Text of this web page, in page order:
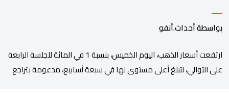
بواسطة أحداث.أنفو
ارتفعت أسعار الذهب، اليوم الخميس، بنسبة 1 في المائة للجلسة الرابعة
على التوالي، لتبلغ أعلى مستوى لها في سبعة أسابيع، مدعومة بتراجع